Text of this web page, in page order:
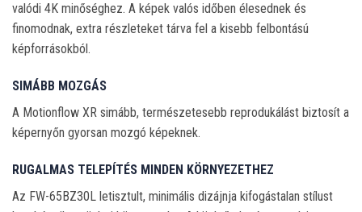
valódi 4K minőséghez. A képek valós időben élesednek és
finomodnak, extra részleteket tárva fel a kisebb felbontású
képforrásokból.
SIMÁBB MOZGÁS
A Motionflow XR simább, természetesebb reprodukálást biztosít a
képernyőn gyorsan mozgó képeknek.
RUGALMAS TELEPÍTÉS MINDEN KÖRNYEZETHEZ
Az FW-65BZ30L letisztult, minimális dizájnja kifogástalan stílust